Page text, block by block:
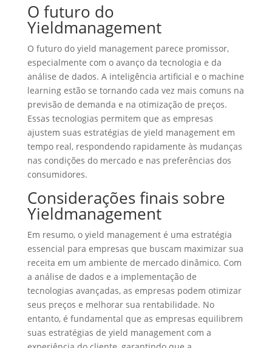
O futuro do
Yieldmanagement
O futuro do yield management parece promissor,
especialmente com o avanço da tecnologia e da
análise de dados. A inteligência artificial e o machine
learning estão se tornando cada vez mais comuns na
previsão de demanda e na otimização de preços.
Essas tecnologias permitem que as empresas
ajustem suas estratégias de yield management em
tempo real, respondendo rapidamente às mudanças
nas condições do mercado e nas preferências dos
consumidores.
Considerações finais sobre
Yieldmanagement
Em resumo, o yield management é uma estratégia
essencial para empresas que buscam maximizar sua
receita em um ambiente de mercado dinâmico. Com
a análise de dados e a implementação de
tecnologias avançadas, as empresas podem otimizar
seus preços e melhorar sua rentabilidade. No
entanto, é fundamental que as empresas equilibrem
suas estratégias de yield management com a